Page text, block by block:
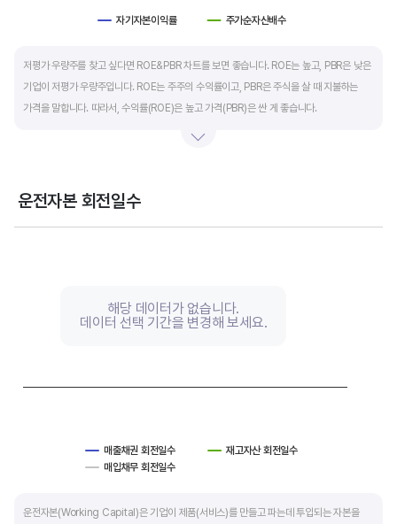
자기자본이익률 주가순자산배수
저평가 우량주를 찾고 싶다면 ROE&PBR 차트를 보면 좋습니다. ROE는 높고, PBR은 낮은
기업이 저평가 우량주입니다. ROE는 주주의 수익률이고, PBR은 주식을 살 때 지불하는
가격을 말합니다. 따라서, 수익률(ROE)은 높고 가격(PBR)은 싼 게 좋습니다.
운전자본 회전일수
Chart
매출채권 회전일수
재고자산 회전일수
매입채무 회전일수
해당 데이터가 없습니다.
데이터 선택 기간을 변경해 보세요.
운전자본(Working Capital)은 기업이 제품(서비스)를 만들고 파는데 투입되는 자본을